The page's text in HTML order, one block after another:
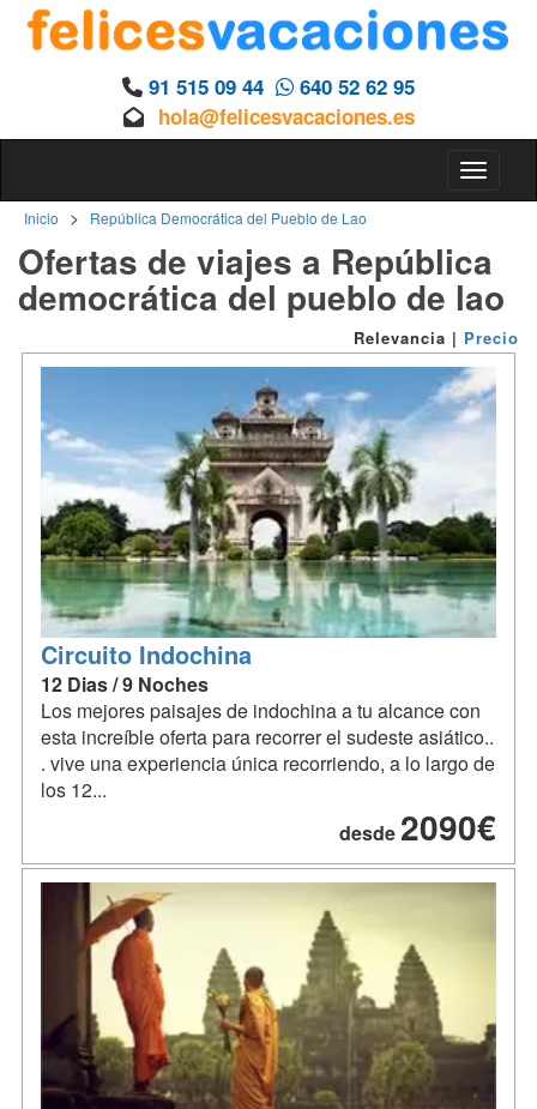
91 515 09 44
640 52 62 95
hola@felicesvacaciones.es
Toggle
Inicio > República Democrática del Pueblo de Lao
Ofertas de viajes a República
democrática del pueblo de lao
Relevancia | Precio
Circuito Indochina
12 Dias / 9 Noches
Los mejores paisajes de indochina a tu alcance con
esta increíble oferta para recorrer el sudeste asiático..
. vive una experiencia única recorriendo, a lo largo de
los 12...
desde 2090€